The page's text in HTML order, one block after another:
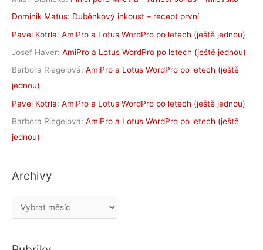
Dominik Matus: Duběnkový inkoust – recept první
Pavel Kotrla: AmiPro a Lotus WordPro po letech (ještě jednou)
Josef Haver: AmiPro a Lotus WordPro po letech (ještě jednou)
Barbora Riegelová: AmiPro a Lotus WordPro po letech (ještě
jednou)
Pavel Kotrla: AmiPro a Lotus WordPro po letech (ještě jednou)
Barbora Riegelová: AmiPro a Lotus WordPro po letech (ještě
jednou)
Archivy
r